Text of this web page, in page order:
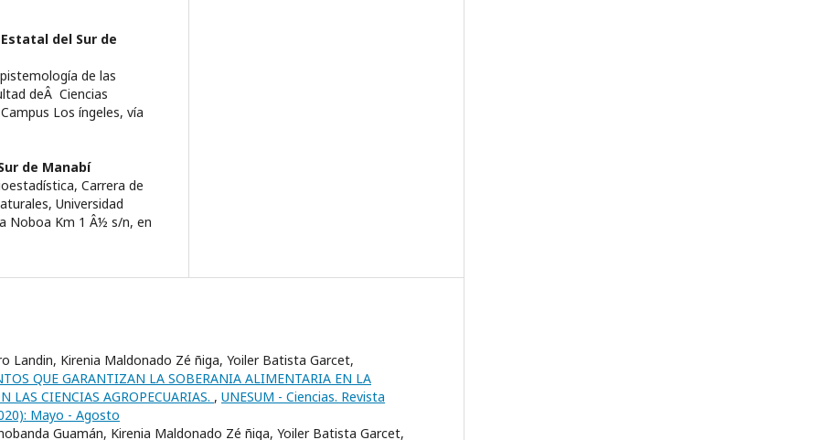
del Sur de
de las
deÂ Ciencias
Los íngeles, ví­a
de Manabí­
Carrera de
Universidad
Noboa Km 1 Â½ s/n, en
Landin, Kirenia Maldonado Zé ñiga, Yoiler Batista Garcet,
QUE GARANTIZAN LA SOBERANIA ALIMENTARIA EN LA
LAS CIENCIAS AGROPECUARIAS. , UNESUM - Ciencias. Revista
Mayo - Agosto
Guamán, Kirenia Maldonado Zé ñiga, Yoiler Batista Garcet,